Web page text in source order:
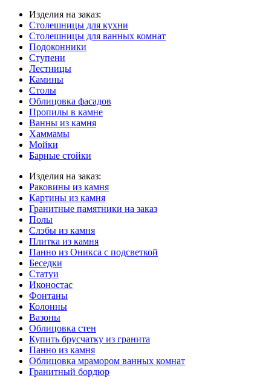
Изделия на заказ:
Столешницы для кухни
Столешницы для ванных комнат
Подоконники
Ступени
Лестницы
Камины
Столы
Облицовка фасадов
Пропилы в камне
Ванны из камня
Хаммамы
Мойки
Барные стойки
Изделия на заказ:
Раковины из камня
Картины из камня
Гранитные памятники на заказ
Полы
Слэбы из камня
Плитка из камня
Панно из Оникса с подсветкой
Беседки
Статуи
Иконостас
Фонтаны
Колонны
Вазоны
Облицовка стен
Купить брусчатку из гранита
Панно из камня
Облицовка мрамором ванных комнат
Гранитный бордюр